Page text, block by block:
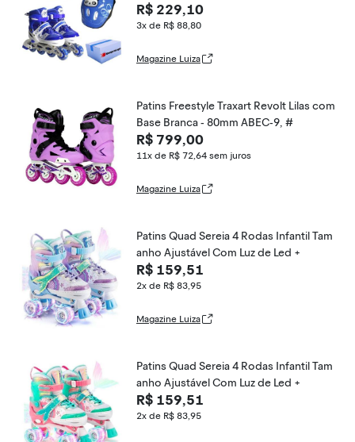
R$ 229,10
3x de R$ 88,80
Magazine Luiza
Patins Freestyle Traxart Revolt Lilas com
Base Branca - 80mm ABEC-9, #
R$ 799,00
11x de R$ 72,64 sem juros
Magazine Luiza
Patins Quad Sereia 4 Rodas Infantil Tam
anho Ajustável Com Luz de Led +
R$ 159,51
2x de R$ 83,95
Magazine Luiza
Patins Quad Sereia 4 Rodas Infantil Tam
anho Ajustável Com Luz de Led +
R$ 159,51
2x de R$ 83,95